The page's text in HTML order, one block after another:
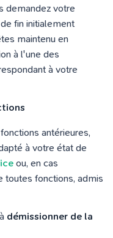
demandez votre
fin initialement
maintenu en
à l'une des
à votre
antérieures,
à votre état de
ou, en cas
toutes fonctions, admis
démissionner de la